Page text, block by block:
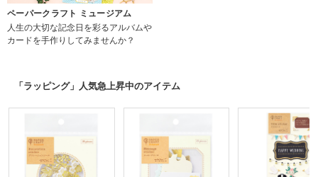
ペーパークラフト ミュージアム
人生の大切な記念日を彩るアルバムや
カードを手作りしてみませんか？
「ラッピング」人気急上昇中のアイテム